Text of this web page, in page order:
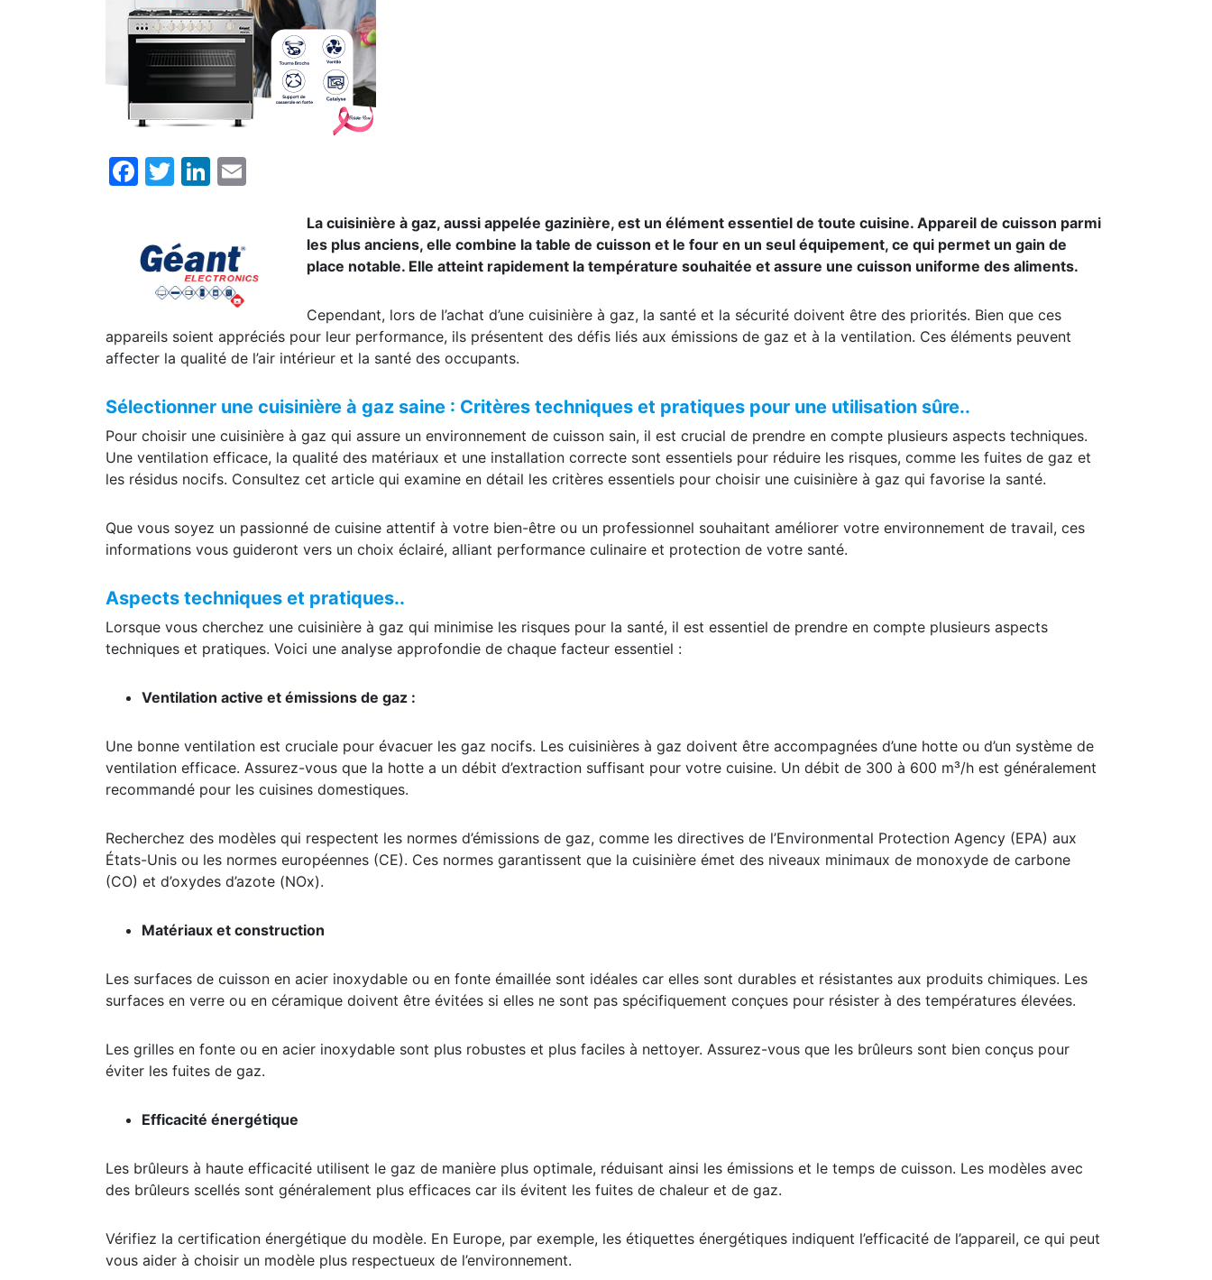
Facebook
TwitterLinkedIn
La cuisinière à gaz, aussi appelée gazinière, est un élément essentiel de toute cuisine. Appareil de cuisson parmi
les plus anciens, elle combine la table de cuisson et le four en un seul équipement, ce qui permet un gain de
place notable. Elle atteint rapidement la température souhaitée et assure une cuisson uniforme des aliments.
Cependant, lors de l’achat d’une cuisinière à gaz, la santé et la sécurité doivent être des priorités. Bien que ces
appareils soient appréciés pour leur performance, ils présentent des défis liés aux émissions de gaz et à la ventilation. Ces éléments peuvent
affecter la qualité de l’air intérieur et la santé des occupants.
Sélectionner une cuisinière à gaz saine : Critères techniques et pratiques pour une utilisation sûre..
Pour choisir une cuisinière à gaz qui assure un environnement de cuisson sain, il est crucial de prendre en compte plusieurs aspects techniques.
Une ventilation efficace, la qualité des matériaux et une installation correcte sont essentiels pour réduire les risques, comme les fuites de gaz et
les résidus nocifs. Consultez cet article qui examine en détail les critères essentiels pour choisir une cuisinière à gaz qui favorise la santé.
Que vous soyez un passionné de cuisine attentif à votre bien-être ou un professionnel souhaitant améliorer votre environnement de travail, ces
informations vous guideront vers un choix éclairé, alliant performance culinaire et protection de votre santé.
Aspects techniques et pratiques..
Lorsque vous cherchez une cuisinière à gaz qui minimise les risques pour la santé, il est essentiel de prendre en compte plusieurs aspects
techniques et pratiques. Voici une analyse approfondie de chaque facteur essentiel :
Ventilation active et émissions de gaz :
Une bonne ventilation est cruciale pour évacuer les gaz nocifs. Les cuisinières à gaz doivent être accompagnées d’une hotte ou d’un système de
ventilation efficace. Assurez-vous que la hotte a un débit d’extraction suffisant pour votre cuisine. Un débit de 300 à 600 m³/h est généralement
recommandé pour les cuisines domestiques.
Recherchez des modèles qui respectent les normes d’émissions de gaz, comme les directives de l’Environmental Protection Agency (EPA) aux
États-Unis ou les normes européennes (CE). Ces normes garantissent que la cuisinière émet des niveaux minimaux de monoxyde de carbone
(CO) et d’oxydes d’azote (NOx).
Matériaux et construction
Les surfaces de cuisson en acier inoxydable ou en fonte émaillée sont idéales car elles sont durables et résistantes aux produits chimiques. Les
surfaces en verre ou en céramique doivent être évitées si elles ne sont pas spécifiquement conçues pour résister à des températures élevées.
Les grilles en fonte ou en acier inoxydable sont plus robustes et plus faciles à nettoyer. Assurez-vous que les brûleurs sont bien conçus pour
éviter les fuites de gaz.
Efficacité énergétique
Les brûleurs à haute efficacité utilisent le gaz de manière plus optimale, réduisant ainsi les émissions et le temps de cuisson. Les modèles avec
des brûleurs scellés sont généralement plus efficaces car ils évitent les fuites de chaleur et de gaz.
Vérifiez la certification énergétique du modèle. En Europe, par exemple, les étiquettes énergétiques indiquent l’efficacité de l’appareil, ce qui peut
vous aider à choisir un modèle plus respectueux de l’environnement.